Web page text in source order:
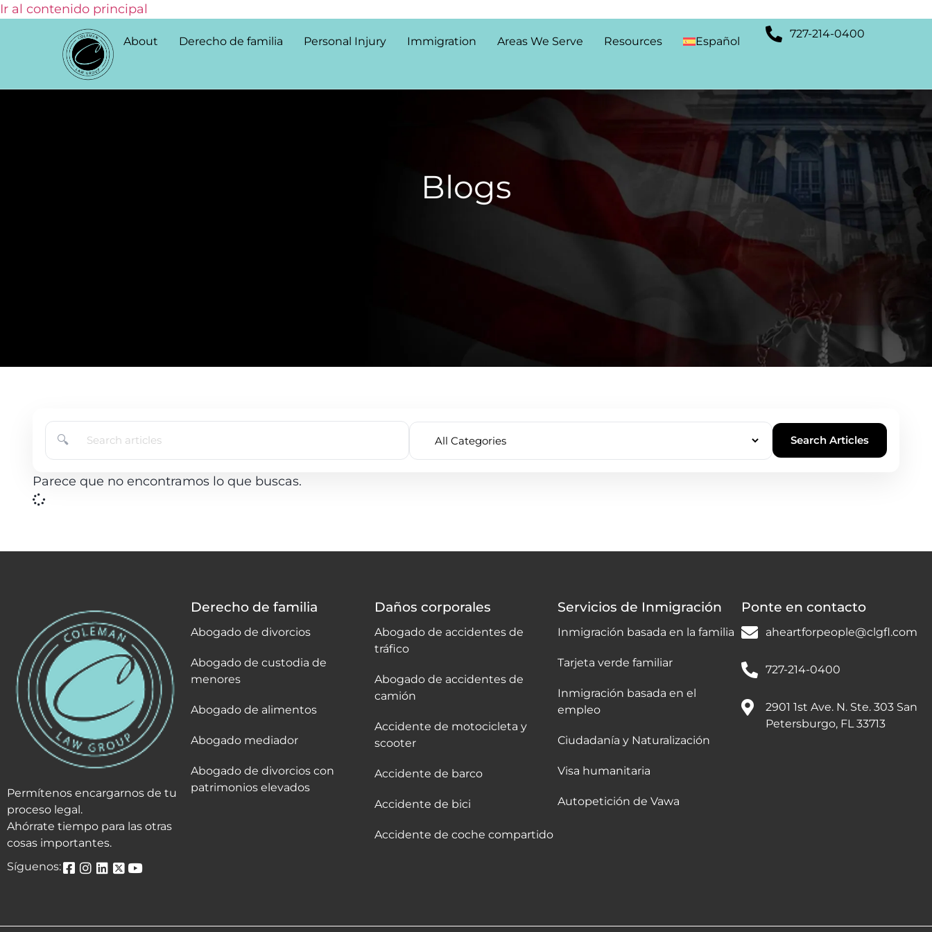
Ir al contenido principal
About Derecho de familia Personal Injury Immigration Areas We Serve Resources Español
727-214-0400
Blogs
🔍 Search Articles
Parece que no encontramos lo que buscas.
Permítenos encargarnos de tu
proceso legal.
Ahórrate tiempo para las otras
cosas importantes.
Síguenos:
Derecho de familia
Abogado de divorcios
Abogado de custodia de
menores
Abogado de alimentos
Abogado mediador
Abogado de divorcios con
patrimonios elevados
Daños corporales
Abogado de accidentes de
tráfico
Abogado de accidentes de
camión
Accidente de motocicleta y
scooter
Accidente de barco
Accidente de bici
Accidente de coche compartido
Servicios de Inmigración
Inmigración basada en la familia
Tarjeta verde familiar
Inmigración basada en el
empleo
Ciudadanía y Naturalización
Visa humanitaria
Autopetición de Vawa
Ponte en contacto
aheartforpeople@clgfl.com
727-214-0400
2901 1st Ave. N. Ste. 303 San
Petersburgo, FL 33713